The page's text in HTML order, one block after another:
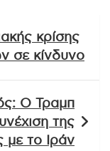
κρίσης
σε κίνδυνο
Ο Τραμπ
της
με το Ιράν